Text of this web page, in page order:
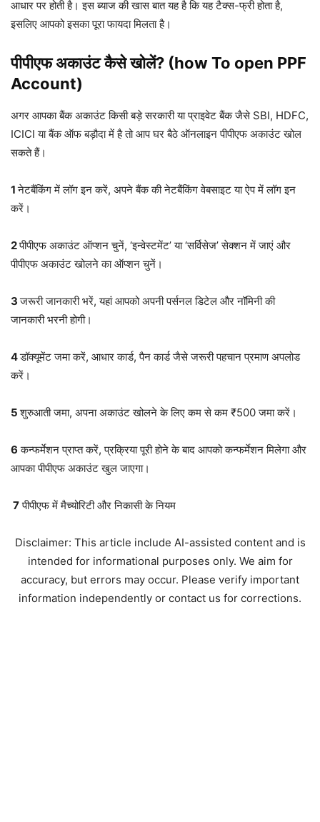
आधार पर होती है। इस ब्याज की खास बात यह है कि यह टैक्स-फ्री होता है,
इसलिए आपको इसका पूरा फायदा मिलता है।
पीपीएफ अकाउंट कैसे खोलें? (how To open PPF
Account)
अगर आपका बैंक अकाउंट किसी बड़े सरकारी या प्राइवेट बैंक जैसे SBI, HDFC,
ICICI या बैंक ऑफ बड़ौदा में है तो आप घर बैठे ऑनलाइन पीपीएफ अकाउंट खोल
सकते हैं।
1नेटबैंकिंग में लॉग इन करें, अपने बैंक की नेटबैंकिंग वेबसाइट या ऐप में लॉग इन
करें।
2पीपीएफ अकाउंट ऑप्शन चुनें, ‘इन्वेस्टमेंट’ या ‘सर्विसेज’ सेक्शन में जाएं और
पीपीएफ अकाउंट खोलने का ऑप्शन चुनें।
3जरूरी जानकारी भरें, यहां आपको अपनी पर्सनल डिटेल और नॉमिनी की
जानकारी भरनी होगी।
4डॉक्यूमेंट जमा करें, आधार कार्ड, पैन कार्ड जैसे जरूरी पहचान प्रमाण अपलोड
करें।
5शुरुआती जमा, अपना अकाउंट खोलने के लिए कम से कम ₹500 जमा करें।
6 कन्फर्मेशन प्राप्त करें, प्रक्रिया पूरी होने के बाद आपको कन्फर्मेशन मिलेगा और
आपका पीपीएफ अकाउंट खुल जाएगा।
7पीपीएफ में मैच्योरिटी और निकासी के नियम
Disclaimer: This article include AI-assisted content and is
intended for informational purposes only. We aim for
accuracy, but errors may occur. Please verify important
information independently or contact us for corrections.